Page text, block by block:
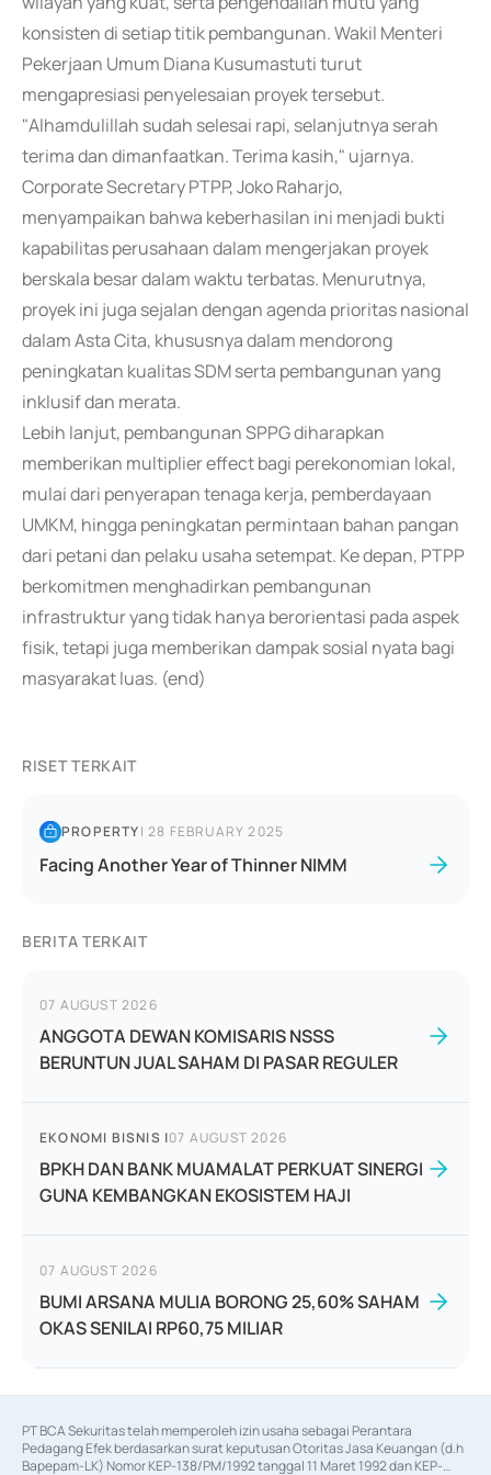
konsisten di setiap titik pembangunan. Wakil Menteri
Pekerjaan Umum Diana Kusumastuti turut
mengapresiasi penyelesaian proyek tersebut.
"Alhamdulillah sudah selesai rapi, selanjutnya serah
terima dan dimanfaatkan. Terima kasih," ujarnya.
Corporate Secretary PTPP, Joko Raharjo,
menyampaikan bahwa keberhasilan ini menjadi bukti
kapabilitas perusahaan dalam mengerjakan proyek
berskala besar dalam waktu terbatas. Menurutnya,
proyek ini juga sejalan dengan agenda prioritas nasional
dalam Asta Cita, khususnya dalam mendorong
peningkatan kualitas SDM serta pembangunan yang
inklusif dan merata.
Lebih lanjut, pembangunan SPPG diharapkan
memberikan multiplier effect bagi perekonomian lokal,
mulai dari penyerapan tenaga kerja, pemberdayaan
UMKM, hingga peningkatan permintaan bahan pangan
dari petani dan pelaku usaha setempat. Ke depan, PTPP
berkomitmen menghadirkan pembangunan
infrastruktur yang tidak hanya berorientasi pada aspek
fisik, tetapi juga memberikan dampak sosial nyata bagi
masyarakat luas. (end)
RISET TERKAIT
PROPERTY|28 FEBRUARY 2025
Facing Another Year of Thinner NIMM
BERITA TERKAIT
07 AUGUST 2026
ANGGOTA DEWAN KOMISARIS NSSS
BERUNTUN JUAL SAHAM DI PASAR REGULER
EKONOMI BISNIS |07 AUGUST 2026
BPKH DAN BANK MUAMALAT PERKUAT SINERGI
GUNA KEMBANGKAN EKOSISTEM HAJI
07 AUGUST 2026
BUMI ARSANA MULIA BORONG 25,60% SAHAM
OKAS SENILAI RP60,75 MILIAR
PT BCA Sekuritas telah memperoleh izin usaha sebagai Perantara
Pedagang Efek berdasarkan surat keputusan Otoritas Jasa Keuangan (d.h
Bapepam-LK) Nomor KEP-138/PM/1992 tanggal 11 Maret 1992 dan KEP-